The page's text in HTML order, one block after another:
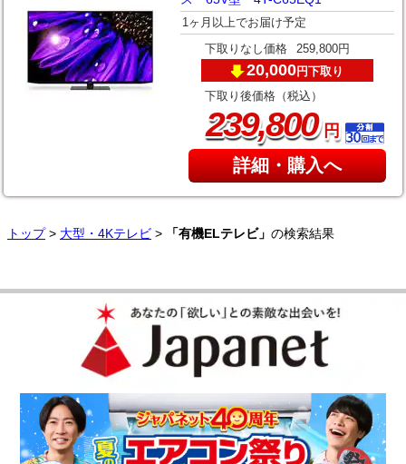
1ヶ月以上でお届け予定
下取りなし価格 259,800円
20,000円下取り
下取り後価格（税込）
239,800円
詳細・購入へ
トップ> 大型・4Kテレビ > 「有機ELテレビ」 の検索結果